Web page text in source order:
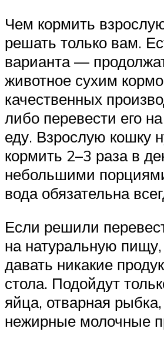
Чем кормить
решать только вам.
варианта —
животное сухим
качественных
либо перевести его
еду. Взрослую кошку
кормить 2–3 раза в
небольшими
вода обязательна
Если решили
на натуральную пищу,
давать никакие
стола. Подойдут
яйца, отварная
нежирные молочные